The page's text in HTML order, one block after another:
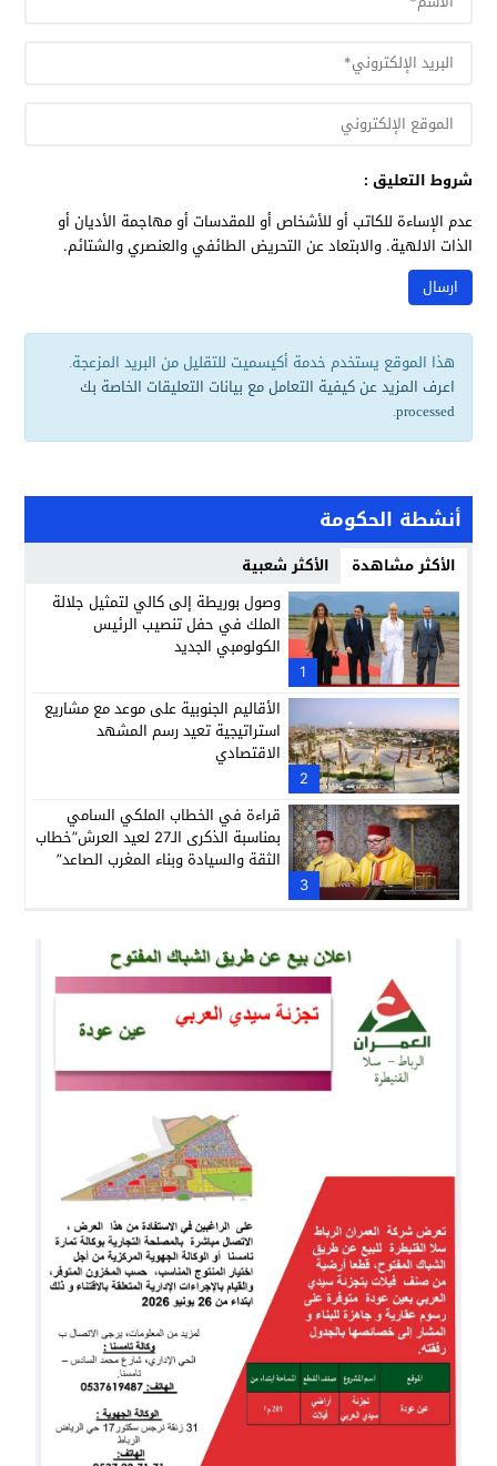
شروط التعليق :
عدم الإساءة للكاتب أو للأشخاص أو للمقدسات أو مهاجمة الأديان أو
الذات الالهية. والابتعاد عن التحريض الطائفي والعنصري والشتائم.
هذا الموقع يستخدم خدمة أكيسميت للتقليل من البريد المزعجة.
اعرف المزيد عن كيفية التعامل مع بيانات التعليقات الخاصة بك
processed
.
أنشطة الحكومة
الأكثر مشاهدة الأكثر شعبية
1
وصول بوريطة إلى كالي لتمثيل جلالة
الملك في حفل تنصيب الرئيس
الكولومبي الجديد
2
الأقاليم الجنوبية على موعد مع مشاريع
استراتيجية تعيد رسم المشهد
الاقتصادي
3
قراءة في الخطاب الملكي السامي
بمناسبة الذكرى الـ27 لعيد العرش”خطاب
الثقة والسيادة وبناء المغرب الصاعد”